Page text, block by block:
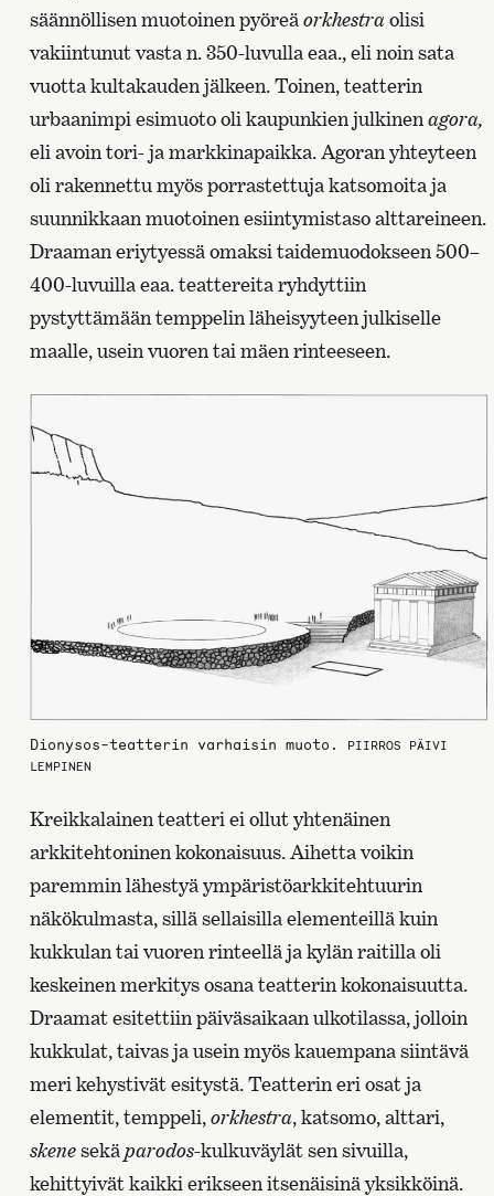
säännöllisen muotoinen pyöreäorkhestraolisi
vakiintunut vasta n. 350-luvulla eaa., eli noin sata
vuotta kultakauden jälkeen. Toinen, teatterin
urbaanimpi esimuoto oli kaupunkien julkinenagora,
eli avoin tori- ja markkinapaikka. Agoran yhteyteen
oli rakennettu myös porrastettuja katsomoita ja
suunnikkaan muotoinen esiintymistaso alttareineen.
Draaman eriytyessä omaksi taidemuodokseen 500–
400-luvuilla eaa. teattereita ryhdyttiin
pystyttämään temppelin läheisyyteen julkiselle
maalle, usein vuoren tai mäen rinteeseen.
Dionysos-teatterin varhaisin muoto.
PIIRROS PÄIVI
LEMPINEN
Kreikkalainen teatteri ei ollut yhtenäinen
arkkitehtoninen kokonaisuus. Aihetta voikin
paremmin lähestyä ympäristöarkkitehtuurin
näkökulmasta, sillä sellaisilla elementeillä kuin
kukkulan tai vuoren rinteellä ja kylän raitilla oli
keskeinen merkitys osana teatterin kokonaisuutta.
Draamat esitettiin päiväsaikaan ulkotilassa, jolloin
kukkulat, taivas ja usein myös kauempana siintävä
meri kehystivät esitystä. Teatterin eri osat ja
elementit, temppeli,orkhestra, katsomo, alttari,
skenesekäparodos-kulkuväylät sen sivuilla,
kehittyivät kaikki erikseen itsenäisinä yksikköinä.